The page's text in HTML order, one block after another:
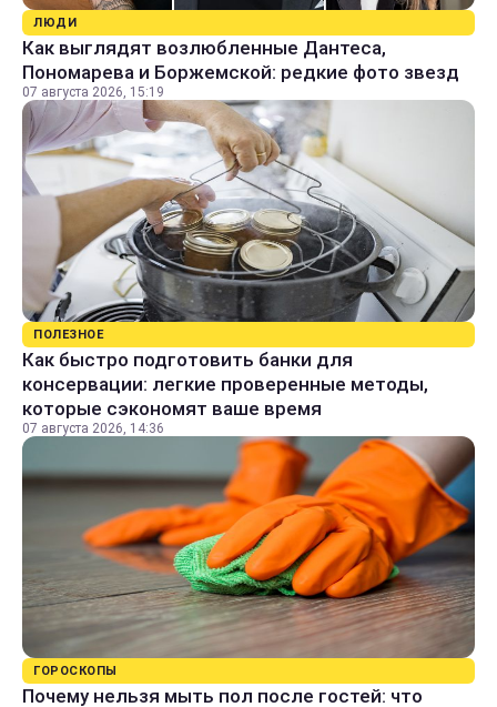
ЛЮДИ
Как выглядят возлюбленные Дантеса,
Пономарева и Боржемской: редкие фото звезд
07 августа 2026, 15:19
ПОЛЕЗНОЕ
Как быстро подготовить банки для
консервации: легкие проверенные методы,
которые сэкономят ваше время
07 августа 2026, 14:36
ГОРОСКОПЫ
Почему нельзя мыть пол после гостей: что